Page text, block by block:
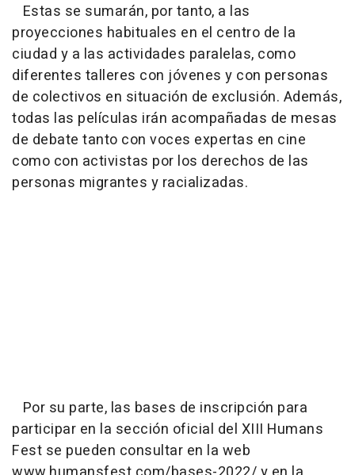
Estas se sumarán, por tanto, a las
proyecciones habituales en el centro de la
ciudad y a las actividades paralelas, como
diferentes talleres con jóvenes y con personas
de colectivos en situación de exclusión. Además,
todas las películas irán acompañadas de mesas
de debate tanto con voces expertas en cine
como con activistas por los derechos de las
personas migrantes y racializadas.
Por su parte, las bases de inscripción para
participar en la sección oficial del XIII Humans
Fest se pueden consultar en la web